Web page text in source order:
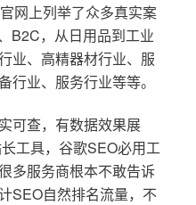
网上列举了众多真实案
B2C，从日用品到工业
业、高精器材行业、服
行业、服务行业等等。
可查，有数据效果展
工具，谷歌SEO必用工
多服务商根本不敢告诉
SEO自然排名流量，不